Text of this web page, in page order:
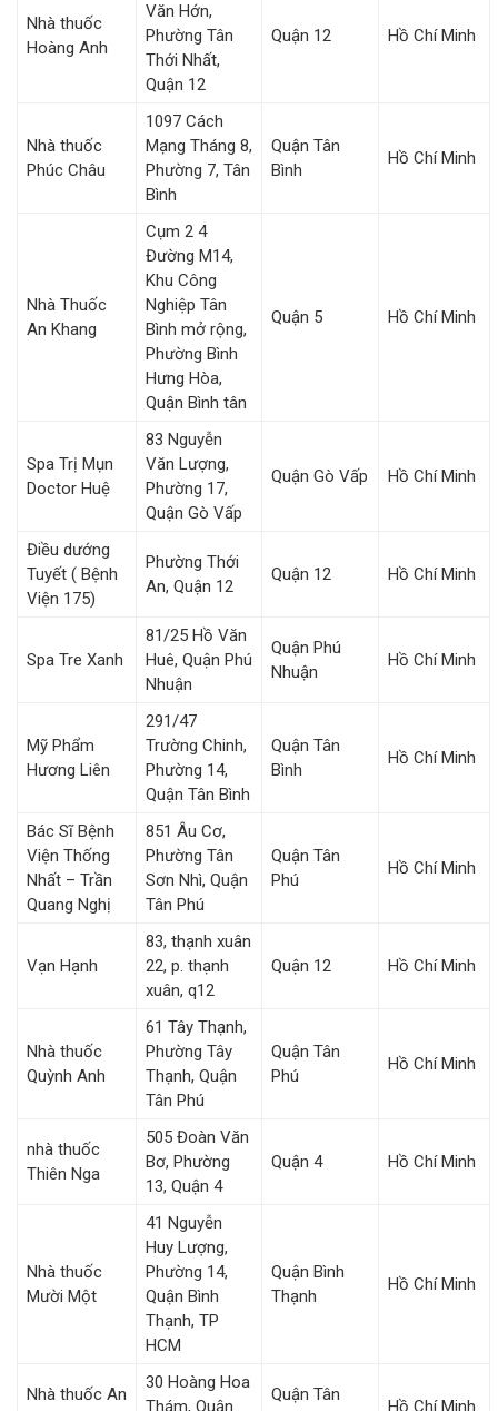
Nhà thuốc
Hoàng Anh
Văn Hớn,
Phường Tân
Thới Nhất,
Quận 12
Quận 12 Hồ Chí Minh
Nhà thuốc
Phúc Châu
1097 Cách
Mạng Tháng 8,
Phường 7, Tân
Bình
Quận Tân
Bình
Hồ Chí Minh
Nhà Thuốc
An Khang
Cụm 2 4
Đường M14,
Khu Công
Nghiệp Tân
Bình mở rộng,
Phường Bình
Hưng Hòa,
Quận Bình tân
Quận 5 Hồ Chí Minh
Spa Trị Mụn
Doctor Huệ
83 Nguyễn
Văn Lượng,
Phường 17,
Quận Gò Vấp
Quận Gò Vấp Hồ Chí Minh
Điều dướng
Tuyết ( Bệnh
Viện 175)
Phường Thới
An, Quận 12
Quận 12 Hồ Chí Minh
Spa Tre Xanh
81/25 Hồ Văn
Huê, Quận Phú
Nhuận
Quận Phú
Nhuận
Hồ Chí Minh
Mỹ Phẩm
Hương Liên
291/47
Trường Chinh,
Phường 14,
Quận Tân Bình
Quận Tân
Bình
Hồ Chí Minh
Bác Sĩ Bệnh
Viện Thống
Nhất – Trần
Quang Nghị
851 Âu Cơ,
Phường Tân
Sơn Nhì, Quận
Tân Phú
Quận Tân
Phú
Hồ Chí Minh
Vạn Hạnh
83, thạnh xuân
22, p. thạnh
xuân, q12
Quận 12 Hồ Chí Minh
Nhà thuốc
Quỳnh Anh
61 Tây Thạnh,
Phường Tây
Thạnh, Quận
Tân Phú
Quận Tân
Phú
Hồ Chí Minh
nhà thuốc
Thiên Nga
505 Đoàn Văn
Bơ, Phường
13, Quận 4
Quận 4 Hồ Chí Minh
Nhà thuốc
Mười Một
41 Nguyễn
Huy Lượng,
Phường 14,
Quận Bình
Thạnh, TP
HCM
Quận Bình
Thạnh
Hồ Chí Minh
Nhà thuốc An
30 Hoàng Hoa
Thám, Quận
Quận Tân
Hồ Chí Minh